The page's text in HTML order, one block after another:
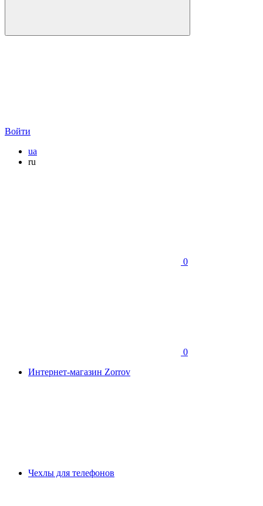
Войти
ua
ru
0
0
Интернет-магазин Zorrov
Чехлы для телефонов